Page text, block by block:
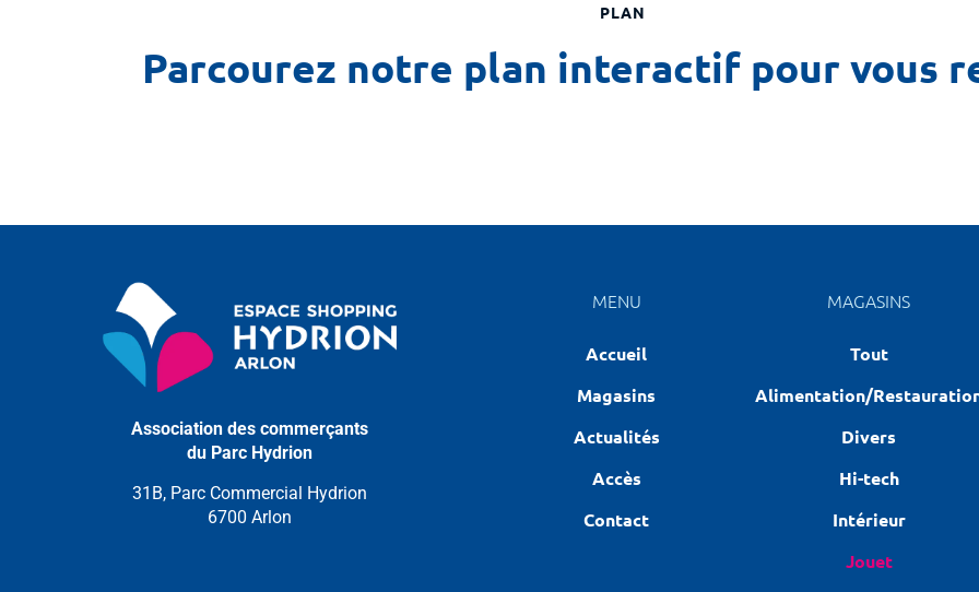
PLAN
Parcourez notre plan interactif pour vous
Association des commerçants
du Parc Hydrion
31B, Parc Commercial Hydrion
6700 Arlon
MENU
Accueil
Magasins
Actualités
Accès
Contact
MAGASINS
Tout
Alimentation/
Divers
Hi-tech
Intérieur
Jouet